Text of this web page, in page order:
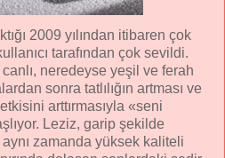
2009 yılından itibaren çok
tarafından çok sevildi.
neredeyse yeşil ve ferah
sonra tatlılığın artması ve
arttırmasıyla «seni
Leziz, garip şekilde
zamanda yüksek kaliteli